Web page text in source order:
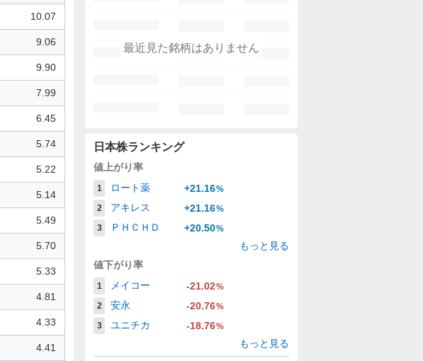
10.07
9.06
9.90
7.99
6.45
5.74
5.22
5.14
5.49
5.70
5.33
4.81
4.33
4.41
最近見た銘柄はありません
日本株ランキング
値上がり率
1 ロート薬 +21.16%
2
アキレス +21.16%
3
ＰＨＣＨＤ +20.50%
もっと見る
値下がり率
1 メイコー -21.02%
2
安永 -20.76%
3
ユニチカ -18.76%
もっと見る